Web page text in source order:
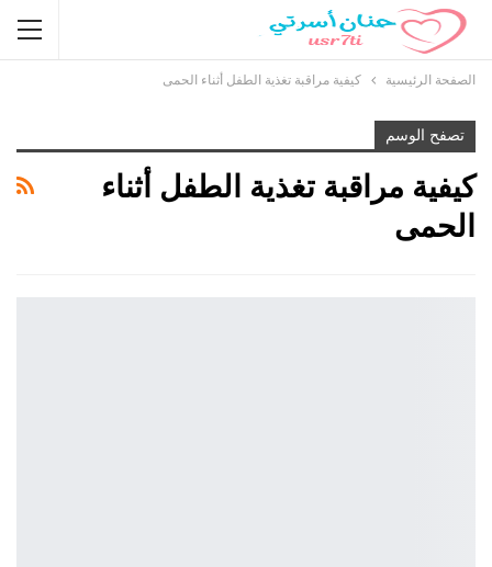
الصفحة الرئيسية كيفية مراقبة تغذية الطفل أثناء الحمى
تصفح الوسم
كيفية مراقبة تغذية الطفل أثناء
الحمى